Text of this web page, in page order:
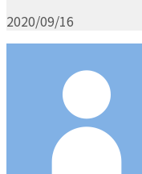
2020/09/16